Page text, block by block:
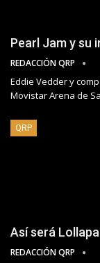
Pearl Jam y su
REDACCIÓN QRP
Eddie Vedder y
Movistar Arena de
QRP
Así será
REDACCIÓN QRP